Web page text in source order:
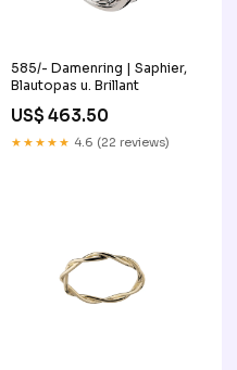
585/- Damenring | Saphier,
Blautopas u. Brillant
US$ 463.50
★★★★★ 4.6 (22 reviews)